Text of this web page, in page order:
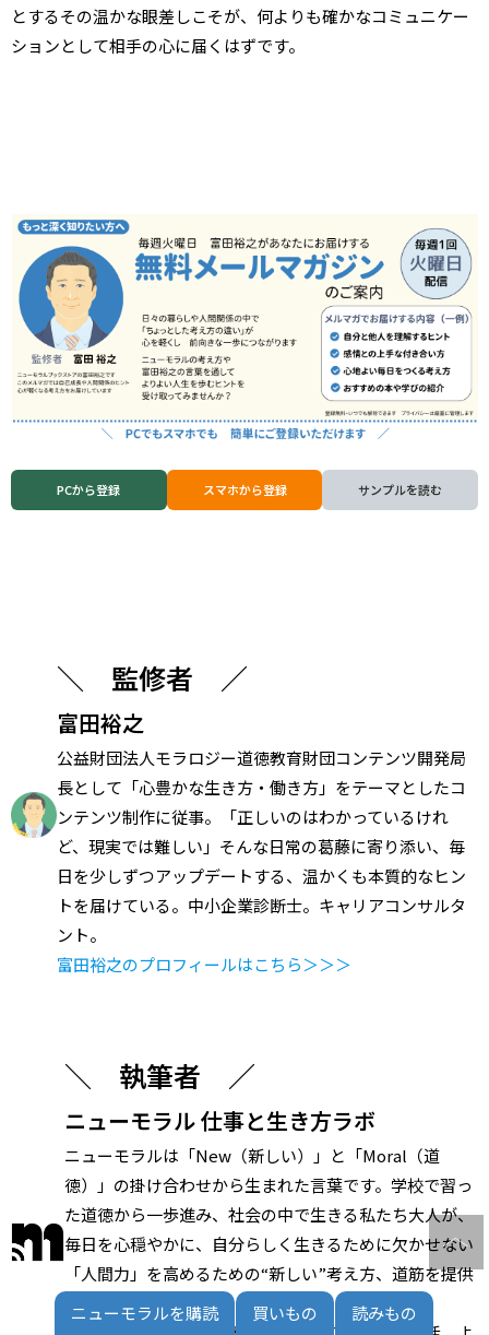
とするその温かな眼差しこそが、何よりも確かなコミュニケー
ションとして相手の心に届くはずです。
PCから登録 スマホから登録 サンプルを読む
＼ 監修者 ／
富田裕之
公益財団法人モラロジー道徳教育財団コンテンツ開発局
長として「心豊かな生き方・働き方」をテーマとしたコ
ンテンツ制作に従事。「正しいのはわかっているけれ
ど、現実では難しい」そんな日常の葛藤に寄り添い、毎
日を少しずつアップデートする、温かくも本質的なヒン
トを届けている。中小企業診断士。キャリアコンサルタ
ント。
富田裕之のプロフィールはこちら＞＞＞
＼ 執筆者 ／
ニューモラル 仕事と生き方ラボ
ニューモラルは「New（新しい）」と「Moral（道
徳）」の掛け合わせから生まれた言葉です。学校で習っ
た道徳から一歩進み、社会の中で生きる私たち大人が、
毎日を心穏やかに、自分らしく生きるために欠かせない
「人間力」を高めるための“新しい”考え方、道筋を提供
しています。
ニューモラルを購読 買いもの 読みもの